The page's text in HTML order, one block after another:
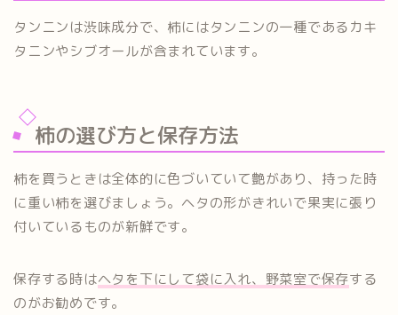
タンニンは渋味成分で、柿にはタンニンの一種であるカキ
タニンやシブオールが含まれています。
柿の選び方と保存方法
柿を買うときは全体的に色づいていて艶があり、持った時
に重い柿を選びましょう。ヘタの形がきれいで果実に張り
付いているものが新鮮です。
保存する時はヘタを下にして袋に入れ、野菜室で保存する
のがお勧めです。